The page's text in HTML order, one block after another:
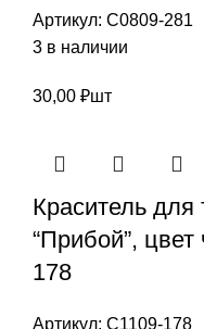
Артикул: С0809-281
3 в наличии
30,00 ₽шт
Краситель для
“Прибой”,
178
Артикул: С1109-178